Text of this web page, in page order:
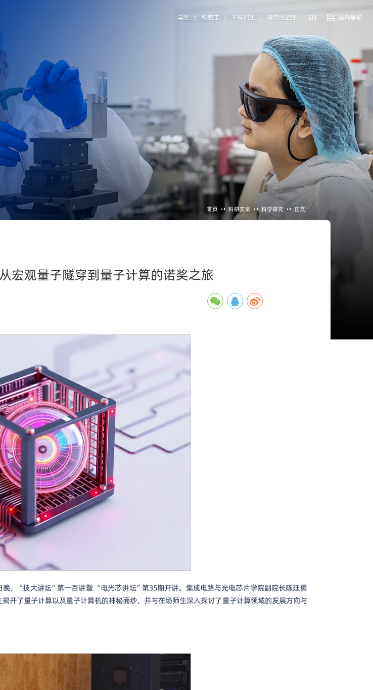
学生 | 教职工 | 本科招生 | 研究生招生 | EN 站内导航
首页 科研实训 科学研究 正文
宏观量子隧穿到量子计算的诺奖之旅
，“技大讲坛”第一百讲暨 “电光芯讲坛”第35期开讲。集成电路与光电芯片学院副院长陈廷勇
开了量子计算以及量子计算机的神秘面纱，并与在场师生深入探讨了量子计算领域的发展方向与